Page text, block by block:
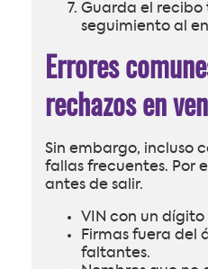
Guarda el recibo
seguimiento al
Errores
rechazos en
Sin embargo, incluso
fallas frecuentes. Por
antes de salir.
VIN con un
Firmas fuera del
faltantes.